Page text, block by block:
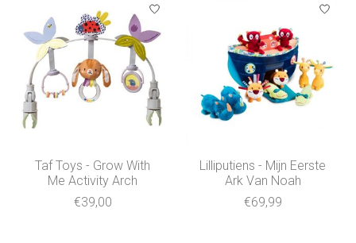
Taf Toys - Grow With
Me Activity Arch
€39,00
Lilliputiens - Mijn Eerste
Ark Van Noah
€69,99